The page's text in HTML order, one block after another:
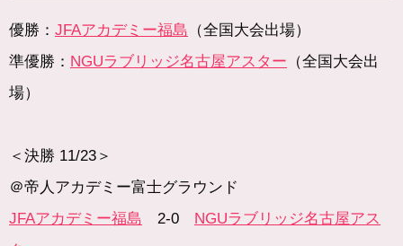
優勝： JFAアカデミー福島 （全国大会出場）
準優勝： NGUラブリッジ名古屋アスター （全国大会出
場）
＜決勝 11/23＞
＠帝人アカデミー富士グラウンド
JFAアカデミー福島 2-0 NGUラブリッジ名古屋アス